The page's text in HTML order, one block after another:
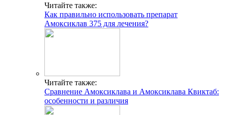
Читайте также:
Как правильно использовать препарат
Амоксиклав 375 для лечения?
Читайте также:
Сравнение Амоксиклава и Амоксиклава Квиктаб:
особенности и различия